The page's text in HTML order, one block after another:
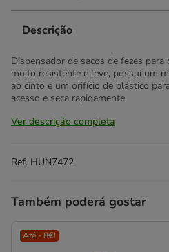
Descrição
Dispensador de sacos de fezes
muito resistente e leve, possui um
ao cinto e um orifício de plástico
acesso e seca rapidamente.
Ver descrição completa
Ref. HUN7472
Também poderá gostar
Até - 8€!